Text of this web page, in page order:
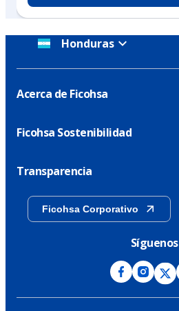
Honduras
Acerca de Ficohsa
Ficohsa Sostenibilidad
Transparencia
Ficohsa Corporativo
Síguenos